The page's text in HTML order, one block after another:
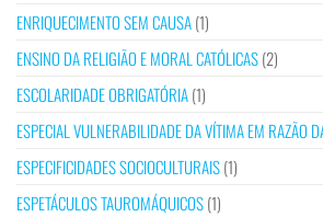
ENRIQUECIMENTO SEM CAUSA(1)
ENSINO DA RELIGIÃO E MORAL CATÓLICAS(2)
ESCOLARIDADE OBRIGATÓRIA(1)
ESPECIAL VULNERABILIDADE DA VÍTIMA EM RAZÃO
ESPECIFICIDADES SOCIOCULTURAIS(1)
ESPETÁCULOS TAUROMÁQUICOS(1)